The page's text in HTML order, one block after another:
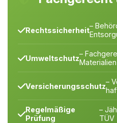
Rechtssicherheit–
Umweltschutz–
Materialien
Versicherungsschutz–
Regelmäßige
Prüfung
–
TÜV